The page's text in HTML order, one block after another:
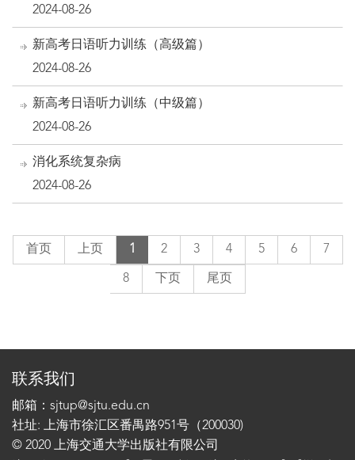
究（日文版）
2024-08-26
新高考日语听力训练（高级篇）
2024-08-26
新高考日语听力训练（中级篇）
2024-08-26
消化系统复杂病
2024-08-26
首页 上页 1 2 3 4 5 6 7
8 下页 尾页
联系我们
邮箱：sjtup@sjtu.edu.cn
社址: 上海市徐汇区番禺路951号（200030)
© 2020 上海交通大学出版社有限公司